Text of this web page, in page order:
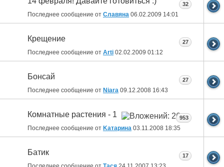
Последнее сообщение от Славяна 06.02.2009 14:01
32
Крещение
Последнее сообщение от Arti 02.02.2009 01:12
27
Бонсай
Последнее сообщение от Niara 09.12.2008 16:43
27
Комнатные растения - 1
Последнее сообщение от Kатарина 03.11.2008 18:35
953
Батик 17